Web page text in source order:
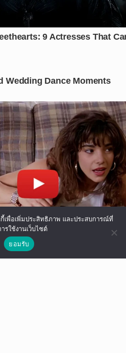
กี้เพื่อเพิ่มประสิทธิภาพ และประสบการณ์ที่
รใช้งานเว็บไซต์
ยอมรับ